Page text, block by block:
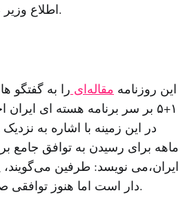
اطلاع وزیر دادگستری می‌رساند.
این روزنامه مقاله‌ای را به گفتگو
۱+۵ بر سر برنامه هسته ای
در این زمینه با اشاره به
ماهه برای رسیدن به توافق جامع
ایران،می نویسد: طرفین
دار است اما هنوز توافقی صورت نپذیرفت است.